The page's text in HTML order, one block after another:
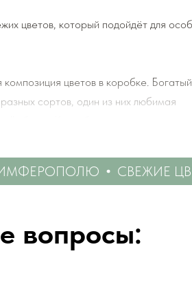
цветов, который подойдёт для
цветов в коробке.
сортов, один из них любимая
цветами и подкормку для
исходя из ассортимента свежих
СВЕЖИЕ
вопросы: